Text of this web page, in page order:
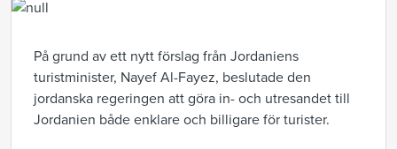
På grund av ett nytt förslag från Jordaniens
turistminister, Nayef Al-Fayez, beslutade den
jordanska regeringen att göra in- och utresandet till
Jordanien både enklare och billigare för turister.